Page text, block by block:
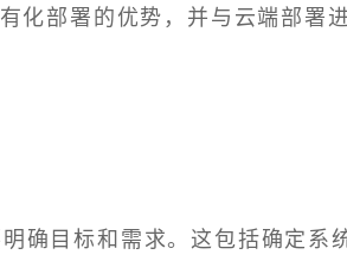
化部署的优势，并与云端部署
确目标和需求。这包括确定系